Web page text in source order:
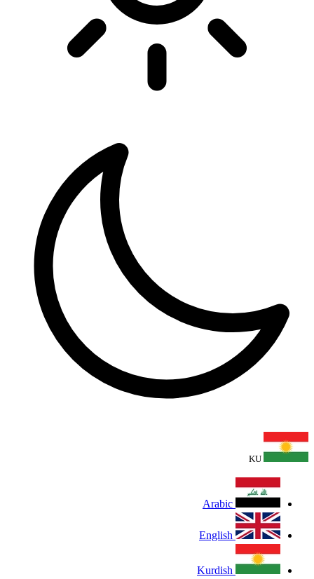
KU
Arabic
English
Kurdish